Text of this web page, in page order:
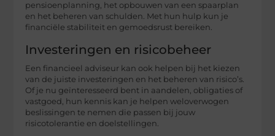
pensioenplanning, het opbouwen van een spaarplan
en het beheren van schulden. Met hun hulp kun je
financiële stabiliteit en gemoedsrust bereiken.
Investeringen en risicobeheer
Een financieel adviseur kan ook helpen bij het kiezen
van de juiste investeringen en het beheren van risico’s.
Of je nu geïnteresseerd bent in aandelen, obligaties of
vastgoed, hun kennis kan je helpen weloverwogen
beslissingen te nemen die passen bij jouw
risicotolerantie en doelstellingen.